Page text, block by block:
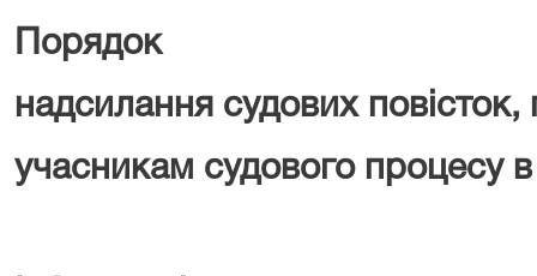
Порядок
надсилання судових повісток,
учасникам судового процесу